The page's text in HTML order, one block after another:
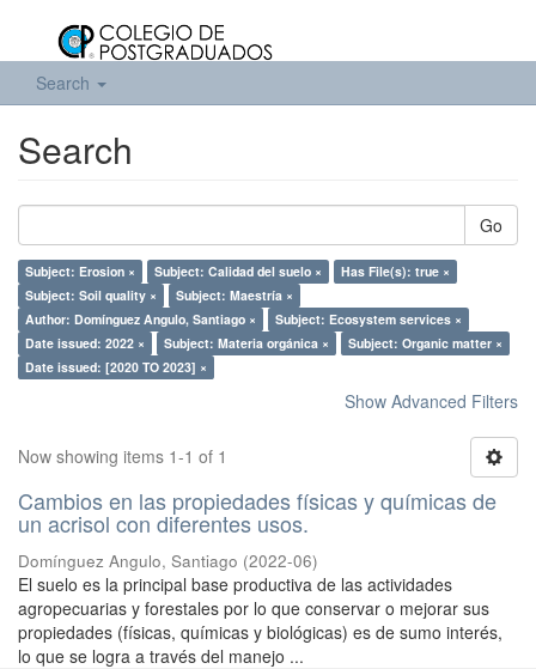
Search
Search
Go
Subject: Erosion × Subject: Calidad del suelo ×
Has File(s): true ×
Subject: Soil quality ×
Subject: Maestría ×
Author: Domínguez Angulo, Santiago ×
Subject: Ecosystem services ×
Date issued: 2022 ×
Subject: Materia orgánica ×
Subject: Organic matter ×
Date issued: [2020 TO 2023] ×
Show Advanced Filters
Now showing items 1-1 of 1
Cambios en las propiedades físicas y químicas de
un acrisol con diferentes usos.
Domínguez Angulo, Santiago (2022-06)
El suelo es la principal base productiva de las actividades
agropecuarias y forestales por lo que conservar o mejorar sus
propiedades (físicas, químicas y biológicas) es de sumo interés,
lo que se logra a través del manejo ...